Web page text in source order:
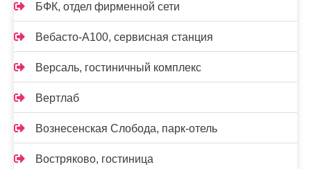
БФК, отдел фирменной сети
Вебасто-А100, сервисная станция
Версаль, гостиничный комплекс
Вертлаб
Вознесенская Слобода, парк-отель
Востряково, гостиница